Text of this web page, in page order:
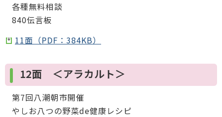
各種無料相談
840伝言板
11面（PDF：384KB）
12面 ＜アラカルト＞
第7回八潮朝市開催
やしお八つの野菜de健康レシピ